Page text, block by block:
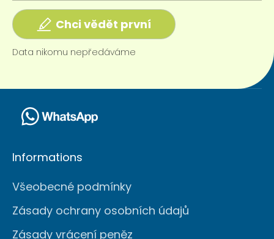
Chci vědět první
Data nikomu nepředáváme
Informations
Všeobecné podmínky
Zásady ochrany osobních údajů
Zásady vrácení peněz